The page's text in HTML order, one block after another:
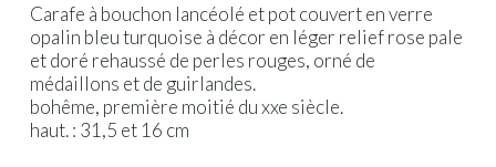
Carafe à bouchon lancéolé et pot couvert en verre
opalin bleu turquoise à décor en léger relief rose pale
et doré rehaussé de perles rouges, orné de
médaillons et de guirlandes.
bohême, première moitié du xxe siècle.
haut. : 31,5 et 16 cm